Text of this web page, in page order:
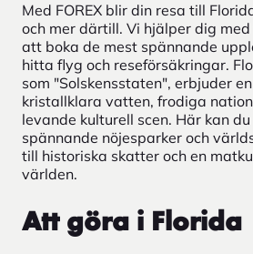
Med FOREX blir din resa till
och mer därtill. Vi hjälper dig
att boka de mest spännande
hitta flyg och reseförsäkringar.
som "Solskensstaten", erbjuder
kristallklara vatten, frodiga
levande kulturell scen. Här kan
spännande nöjesparker och
till historiska skatter och en
världen.
Att göra i Florida